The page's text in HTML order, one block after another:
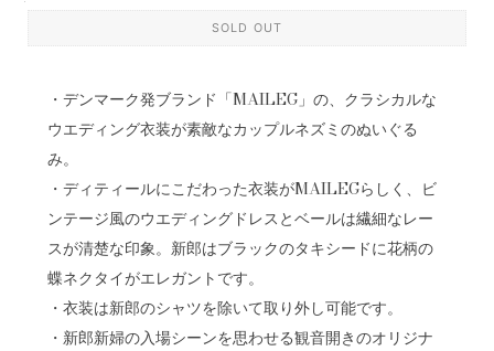
SOLD OUT
・デンマーク発ブランド「MAILEG」の、クラシカルな
ウエディング衣装が素敵なカップルネズミのぬいぐる
み。
・ディティールにこだわった衣装がMAILEGらしく、ビ
ンテージ風のウエディングドレスとベールは繊細なレー
スが清楚な印象。新郎はブラックのタキシードに花柄の
蝶ネクタイがエレガントです。
・衣装は新郎のシャツを除いて取り外し可能です。
・新郎新婦の入場シーンを思わせる観音開きのオリジナ